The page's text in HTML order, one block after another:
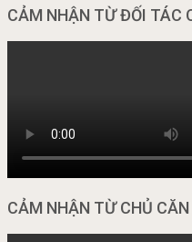
CẢM NHẬN TỪ ĐỐI TÁC
CẢM NHẬN TỪ CHỦ